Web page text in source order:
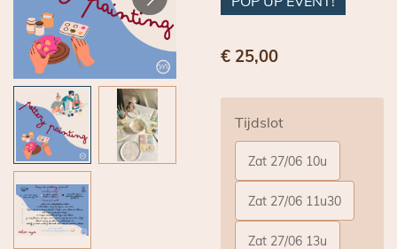
€ 25,00
Tijdslot
Zat 27/06 10u
Zat 27/06 11u30
Zat 27/06 13u